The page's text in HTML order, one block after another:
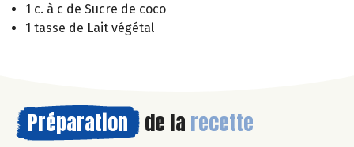
1 c. à c de Sucre de coco
1 tasse de Lait végétal
Préparation de la recette